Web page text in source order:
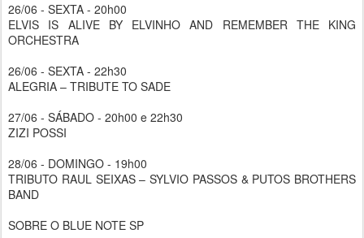
26/06 - SEXTA - 20h00
ELVIS IS ALIVE BY ELVINHO AND REMEMBER THE KING
ORCHESTRA
26/06 - SEXTA - 22h30
ALEGRIA – TRIBUTE TO SADE
27/06 - SÁBADO - 20h00 e 22h30
ZIZI POSSI
28/06 - DOMINGO - 19h00
TRIBUTO RAUL SEIXAS – SYLVIO PASSOS & PUTOS BROTHERS
BAND
SOBRE O BLUE NOTE SP